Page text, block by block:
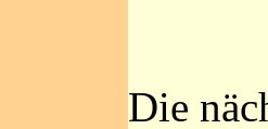
Die